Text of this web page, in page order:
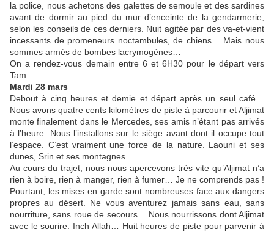
la police, nous achetons des galettes de semoule et des sardines
avant de dormir au pied du mur d’enceinte de la gendarmerie,
selon les conseils de ces derniers. Nuit agitée par des va-et-vient
incessants de promeneurs noctambules, de chiens… Mais nous
sommes armés de bombes lacrymogènes…
On a rendez-vous demain entre 6 et 6H30 pour le départ vers
Tam.
Mardi 28 mars
Debout à cinq heures et demie et départ après un seul café…
Nous avons quatre cents kilomètres de piste à parcourir et Aljimat
monte finalement dans le Mercedes, ses amis n’étant pas arrivés
à l’heure. Nous l’installons sur le siège avant dont il occupe tout
l’espace. C’est vraiment une force de la nature. Laouni et ses
dunes, Srin et ses montagnes.
Au cours du trajet, nous nous apercevons très vite qu’Aljimat n’a
rien à boire, rien à manger, rien à fumer… Je ne comprends pas !
Pourtant, les mises en garde sont nombreuses face aux dangers
propres au désert. Ne vous aventurez jamais sans eau, sans
nourriture, sans roue de secours… Nous nourrissons dont Aljimat
avec le sourire. Inch Allah… Huit heures de piste pour parvenir à